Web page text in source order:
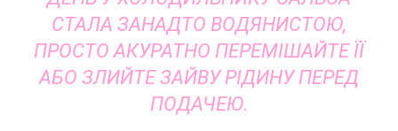
СТАЛА ЗАНАДТО ВОДЯНИСТОЮ,
ПРОСТО АКУРАТНО ПЕРЕМІШАЙТЕ ЇЇ
АБО ЗЛИЙТЕ ЗАЙВУ РІДИНУ ПЕРЕД
ПОДАЧЕЮ.